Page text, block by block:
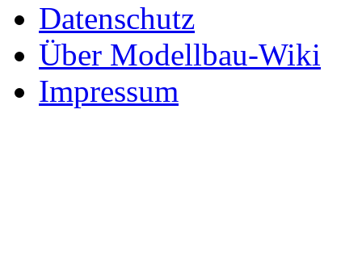
Datenschutz
Über Modellbau-Wiki
Impressum